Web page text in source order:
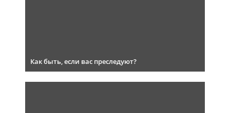
Как быть, если вас преследуют?